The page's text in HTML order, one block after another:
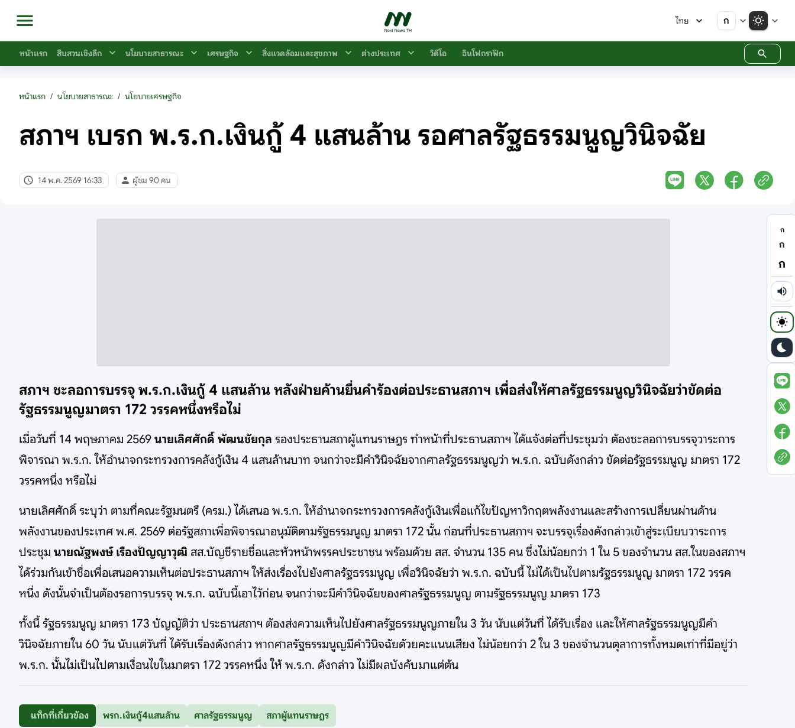
ไทย ก
หน้าแรก สืบสวนเชิงลึก นโยบายสาธารณะ เศรษฐกิจ สิ่งแวดล้อมและสุขภาพ ต่างประเทศ วิดีโอ อินโฟกราฟิก
หน้าแรก / นโยบายสาธารณะ / นโยบายเศรษฐกิจ
สภาฯ เบรก พ.ร.ก.เงินกู้ 4 แสนล้าน รอศาลรัฐธรรมนูญวินิจฉัย
14 พ.ค. 2569 16:33 ผู้ชม 90 คน
สภาฯ ชะลอการบรรจุ พ.ร.ก.เงินกู้ 4 แสนล้าน หลังฝ่ายค้านยื่นคำร้องต่อประธานสภาฯ เพื่อส่งให้ศาลรัฐธรรมนูญวินิจฉัยว่าขัดต่อ
รัฐธรรมนูญมาตรา 172 วรรคหนึ่งหรือไม่
เมื่อวันที่ 14 พฤษภาคม 2569 นายเลิศศักดิ์ พัฒนชัยกุล รองประธานสภาผู้แทนราษฎร ทำหน้าที่ประธานสภาฯ ได้แจ้งต่อที่ประชุมว่า ต้องชะลอการบรรจุวาระการ
พิจารณา พ.ร.ก. ให้อำนาจกระทรวงการคลังกู้เงิน 4 แสนล้านบาท จนกว่าจะมีคำวินิจฉัยจากศาลรัฐธรรมนูญว่า พ.ร.ก. ฉบับดังกล่าว ขัดต่อรัฐธรรมนูญ มาตรา 172
วรรคหนึ่ง หรือไม่
นายเลิศศักดิ์ ระบุว่า ตามที่คณะรัฐมนตรี (ครม.) ได้เสนอ พ.ร.ก. ให้อำนาจกระทรวงการคลังกู้เงินเพื่อแก้ไขปัญหาวิกฤตพลังงานและสร้างการเปลี่ยนผ่านด้าน
พลังงานของประเทศ พ.ศ. 2569 ต่อรัฐสภาเพื่อพิจารณาอนุมัติตามรัฐธรรมนูญ มาตรา 172 นั้น ก่อนที่ประธานสภาฯ จะบรรจุเรื่องดังกล่าวเข้าสู่ระเบียบวาระการ
ประชุม นายณัฐพงษ์ เรืองปัญญาวุฒิ สส.บัญชีรายชื่อและหัวหน้าพรรคประชาชน พร้อมด้วย สส. จำนวน 135 คน ซึ่งไม่น้อยกว่า 1 ใน 5 ของจำนวน สส.ในของสภาฯ
ได้ร่วมกันเข้าชื่อเพื่อเสนอความเห็นต่อประธานสภาฯ ให้ส่งเรื่องไปยังศาลรัฐธรรมนูญ เพื่อวินิจฉัยว่า พ.ร.ก. ฉบับนี้ ไม่ได้เป็นไปตามรัฐธรรมนูญ มาตรา 172 วรรค
หนึ่ง ดังนั้นจำเป็นต้องรอการบรรจุ พ.ร.ก. ฉบับนี้เอาไว้ก่อน จนกว่าจะมีคำวินิจฉัยของศาลรัฐธรรมนูญ ตามรัฐธรรมนูญ มาตรา 173
ทั้งนี้ รัฐธรรมนูญ มาตรา 173 บัญญัติว่า ประธานสภาฯ ต้องส่งความเห็นไปยังศาลรัฐธรรมนูญภายใน 3 วัน นับแต่วันที่ ได้รับเรื่อง และให้ศาลรัฐธรรมนูญมีคำ
วินิจฉัยภายใน 60 วัน นับแต่วันที่ ได้รับเรื่องดังกล่าว หากศาลรัฐธรรมนูญมีคำวินิจฉัยด้วยคะแนนเสียง ไม่น้อยกว่า 2 ใน 3 ของจำนวนตุลาการทั้งหมดเท่าที่มีอยู่ว่า
พ.ร.ก. นั้นไม่เป็นไปตามเงื่อนไขในมาตรา 172 วรรคหนึ่ง ให้ พ.ร.ก. ดังกล่าว ไม่มีผลบังคับมาแต่ต้น
แท็กที่เกี่ยวข้อง พรก.เงินกู้4แสนล้าน ศาลรัฐธรรมนูญ สภาผู้แทนราษฎร
ก
ก
ก